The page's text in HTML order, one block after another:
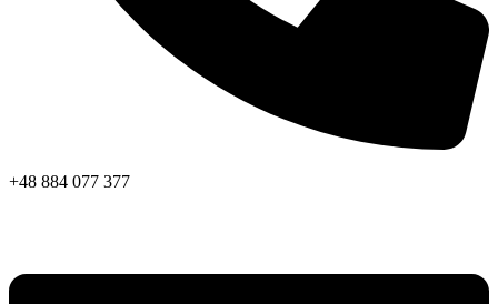
+48 884 077 377